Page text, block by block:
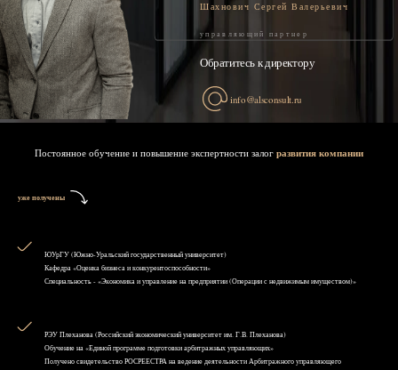
Шахнович Сергей Валерьевич
управляющий партнер
Обратитесь к директору
info@alsconsult.ru
Постоянное обучение и повышение экспертности залог развития компании
уже получены
ЮУрГУ (Южно-Уральский государственный университет)
Кафедра «Оценка бизнеса и конкурентоспособности»
Специальность - «Экономика и управление на предприятии (Операции с недвижимым имуществом)»
РЭУ Плеханова (Российский экономический университет им. Г.В. Плеханова)
Обучение на «Единой программе подготовки арбитражных управляющих»
Получено свидетельство РОСРЕЕСТРА на ведение деятельности Арбитражного управляющего